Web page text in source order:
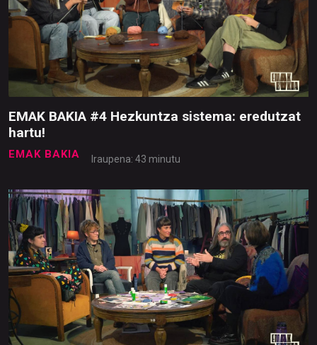
EMAK BAKIA #4 Hezkuntza sistema: eredutzat
hartu!
EMAK BAKIA Iraupena: 43 minutu